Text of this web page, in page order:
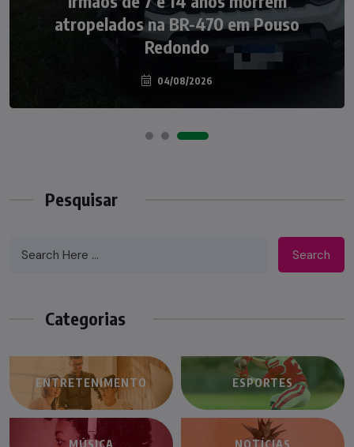
atropelados na BR-470 em Pouso
Redondo
04/08/2026
Nádia Menegazzi leva o nome de Taió ao
palco do Programa Silvio Santos
07/08/2026
Pesquisar
Search
Categorias
ENTRETENIMENTO ESPORTES
MÚSICA NOTÍCIAS